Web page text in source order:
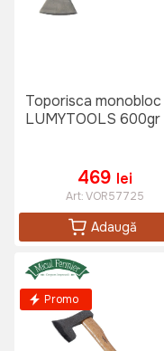
Toporisca monobloc
LUMYTOOLS 600gr
469 lei
Art:VOR57725
Adaugă
Promo